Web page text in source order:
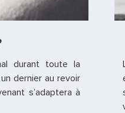
durant toute la
dernier au revoir
s’adaptera à